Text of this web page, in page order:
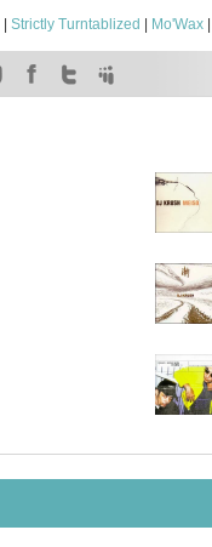
Strictly Turntablized Mo'Wax|